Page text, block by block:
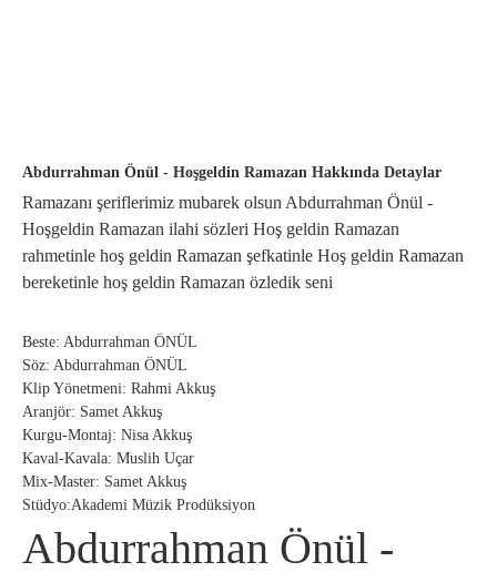
Abdurrahman Önül - Hoşgeldin Ramazan Hakkında Detaylar
Ramazanı şeriflerimiz mubarek olsun Abdurrahman Önül -
Hoşgeldin Ramazan ilahi sözleri Hoş geldin Ramazan
rahmetinle hoş geldin Ramazan şefkatinle Hoş geldin Ramazan
bereketinle hoş geldin Ramazan özledik seni
Beste: Abdurrahman ÖNÜL
Söz: Abdurrahman ÖNÜL
Klip Yönetmeni: Rahmi Akkuş
Aranjör: Samet Akkuş
Kurgu-Montaj: Nisa Akkuş
Kaval-Kavala: Muslih Uçar
Mix-Master: Samet Akkuş
Stüdyo:Akademi Müzik Prodüksiyon
Abdurrahman Önül -